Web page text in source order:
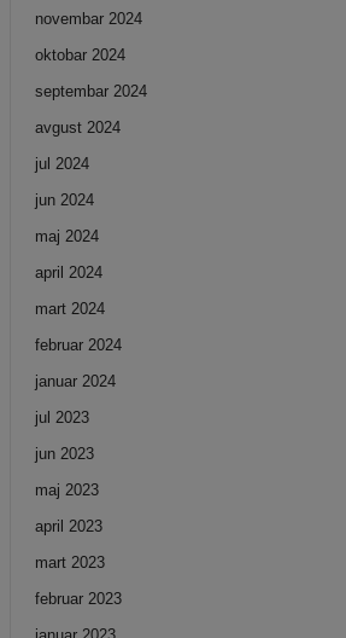
novembar 2024
oktobar 2024
septembar 2024
avgust 2024
jul 2024
jun 2024
maj 2024
april 2024
mart 2024
februar 2024
januar 2024
jul 2023
jun 2023
maj 2023
april 2023
mart 2023
februar 2023